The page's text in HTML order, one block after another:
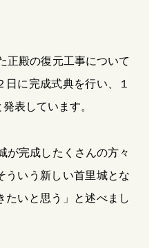
正殿の復元工事について
に完成式典を行い、１
表しています。
が完成したくさんの方々
ういう新しい首里城とな
たいと思う」と述べまし